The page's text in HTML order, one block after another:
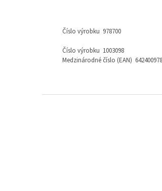
Číslo výrobku 978700
Číslo výrobku 1003098
Medzinárodné číslo (EAN)